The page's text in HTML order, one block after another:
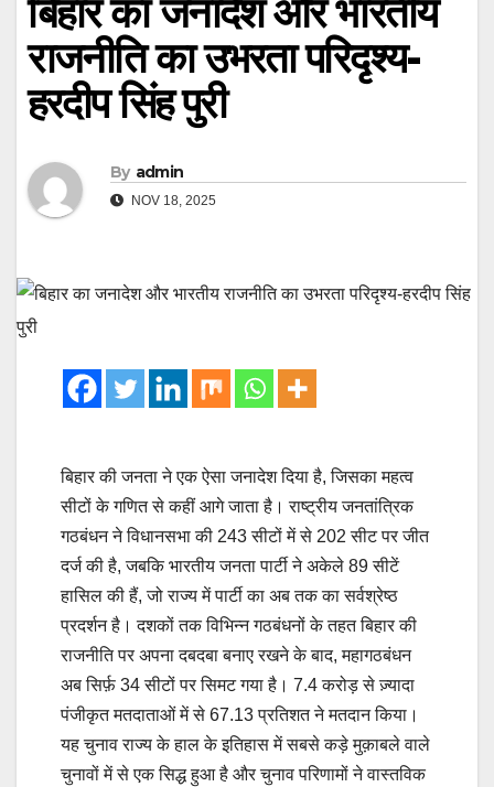
बिहार का जनादेश और भारतीय
राजनीति का उभरता परिदृश्य-
हरदीप सिंह पुरी
By admin
NOV 18, 2025
बिहार की जनता ने एक ऐसा जनादेश दिया है, जिसका महत्व
सीटों के गणित से कहीं आगे जाता है। राष्ट्रीय जनतांत्रिक
गठबंधन ने विधानसभा की 243 सीटों में से 202 सीट पर जीत
दर्ज की है, जबकि भारतीय जनता पार्टी ने अकेले 89 सीटें
हासिल की हैं, जो राज्य में पार्टी का अब तक का सर्वश्रेष्ठ
प्रदर्शन है। दशकों तक विभिन्न गठबंधनों के तहत बिहार की
राजनीति पर अपना दबदबा बनाए रखने के बाद, महागठबंधन
अब सिर्फ़ 34 सीटों पर सिमट गया है। 7.4 करोड़ से ज़्यादा
पंजीकृत मतदाताओं में से 67.13 प्रतिशत ने मतदान किया।
यह चुनाव राज्य के हाल के इतिहास में सबसे कड़े मुक़ाबले वाले
चुनावों में से एक सिद्ध हुआ है और चुनाव परिणामों ने वास्तविक